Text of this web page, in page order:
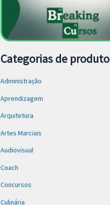
Categorias de produto
Administração
Aprendizagem
Arquitetura
Artes Marciais
Audiovisual
Coach
Concursos
Culinária